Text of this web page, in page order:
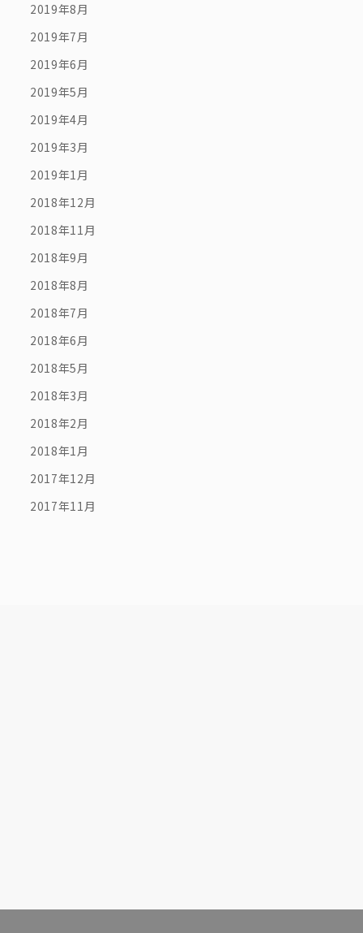
2019年8月
2019年7月
2019年6月
2019年5月
2019年4月
2019年3月
2019年1月
2018年12月
2018年11月
2018年9月
2018年8月
2018年7月
2018年6月
2018年5月
2018年3月
2018年2月
2018年1月
2017年12月
2017年11月